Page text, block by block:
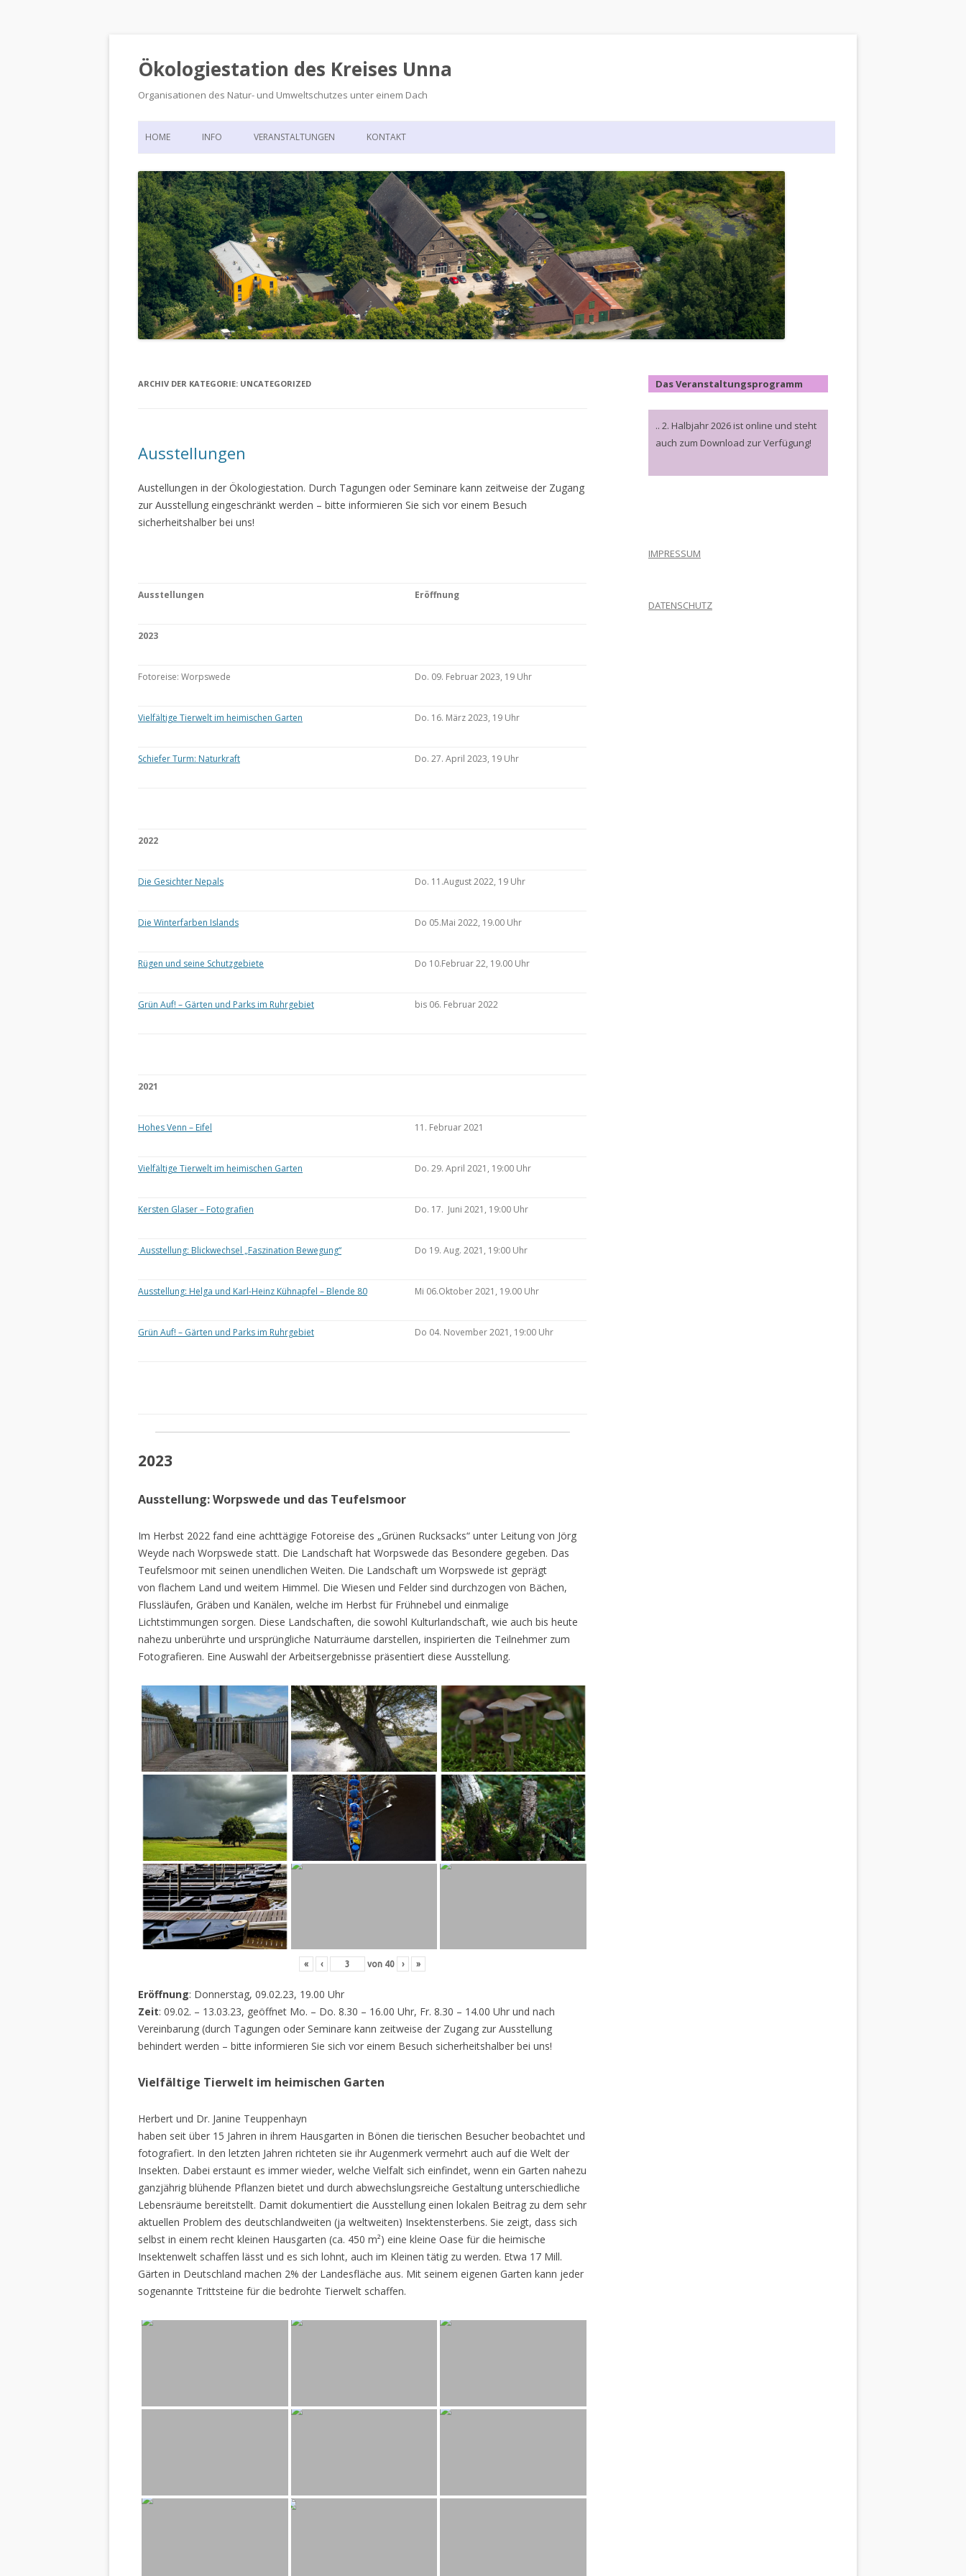
Ökologiestation des Kreises Unna
Organisationen des Natur- und Umweltschutzes unter einem Dach
Zum
HOME INFO
DIE ÖKOLOGIESTATION – FAST
900 JAHRE VORGESCHICHTE
VERANSTALTUNGEN KONTAKT
ARCHIV DER KATEGORIE: UNCATEGORIZED
Ausstellungen
Austellungen in der Ökologiestation. Durch Tagungen oder Seminare kann zeitweise der Zugang
zur Ausstellung eingeschränkt werden – bitte informieren Sie sich vor einem Besuch
sicherheitshalber bei uns!
Ausstellungen Eröffnung
2023
Fotoreise: Worpswede Do. 09. Februar 2023, 19 Uhr
Vielfältige Tierwelt im heimischen Garten Do. 16. März 2023, 19 Uhr
Schiefer Turm: Naturkraft Do. 27. April 2023, 19 Uhr
2022
Die Gesichter Nepals Do. 11.August 2022, 19 Uhr
Die Winterfarben Islands Do 05.Mai 2022, 19.00 Uhr
Rügen und seine Schutzgebiete Do 10.Februar 22, 19.00 Uhr
Grün Auf! – Gärten und Parks im Ruhrgebiet bis 06. Februar 2022
2021
Hohes Venn – Eifel 11. Februar 2021
Vielfältige Tierwelt im heimischen Garten Do. 29. April 2021, 19:00 Uhr
Kersten Glaser – Fotografien Do. 17. Juni 2021, 19:00 Uhr
Ausstellung: Blickwechsel „Faszination Bewegung“ Do 19. Aug. 2021, 19:00 Uhr
Ausstellung: Helga und Karl-Heinz Kühnapfel – Blende 80 Mi 06.Oktober 2021, 19.00 Uhr
Grün Auf! – Gärten und Parks im Ruhrgebiet Do 04. November 2021, 19:00 Uhr
2023
Ausstellung: Worpswede und das Teufelsmoor
Im Herbst 2022 fand eine achttägige Fotoreise des „Grünen Rucksacks“ unter Leitung von Jörg
Weyde nach Worpswede statt. Die Landschaft hat Worpswede das Besondere gegeben. Das
Teufelsmoor mit seinen unendlichen Weiten. Die Landschaft um Worpswede ist geprägt
von flachem Land und weitem Himmel. Die Wiesen und Felder sind durchzogen von Bächen,
Flussläufen, Gräben und Kanälen, welche im Herbst für Frühnebel und einmalige
Lichtstimmungen sorgen. Diese Landschaften, die sowohl Kulturlandschaft, wie auch bis heute
nahezu unberührte und ursprüngliche Naturräume darstellen, inspirierten die Teilnehmer zum
Fotografieren. Eine Auswahl der Arbeitsergebnisse präsentiert diese Ausstellung.
« ‹ von 40 › »
Eröffnung: Donnerstag, 09.02.23, 19.00 Uhr
Zeit: 09.02. – 13.03.23, geöffnet Mo. – Do. 8.30 – 16.00 Uhr, Fr. 8.30 – 14.00 Uhr und nach
Vereinbarung (durch Tagungen oder Seminare kann zeitweise der Zugang zur Ausstellung
behindert werden – bitte informieren Sie sich vor einem Besuch sicherheitshalber bei uns!
Vielfältige Tierwelt im heimischen Garten
Herbert und Dr. Janine Teuppenhayn
haben seit über 15 Jahren in ihrem Hausgarten in Bönen die tierischen Besucher beobachtet und
fotografiert. In den letzten Jahren richteten sie ihr Augenmerk vermehrt auch auf die Welt der
Insekten. Dabei erstaunt es immer wieder, welche Vielfalt sich einfindet, wenn ein Garten nahezu
ganzjährig blühende Pflanzen bietet und durch abwechslungsreiche Gestaltung unterschiedliche
Lebensräume bereitstellt. Damit dokumentiert die Ausstellung einen lokalen Beitrag zu dem sehr
aktuellen Problem des deutschlandweiten (ja weltweiten) Insektensterbens. Sie zeigt, dass sich
selbst in einem recht kleinen Hausgarten (ca. 450 m²) eine kleine Oase für die heimische
Insektenwelt schaffen lässt und es sich lohnt, auch im Kleinen tätig zu werden. Etwa 17 Mill.
Gärten in Deutschland machen 2% der Landesfläche aus. Mit seinem eigenen Garten kann jeder
sogenannte Trittsteine für die bedrohte Tierwelt schaffen.
Das Veranstaltungsprogramm
.. 2. Halbjahr 2026 ist online und steht
auch zum Download zur Verfügung!
IMPRESSUM
DATENSCHUTZ